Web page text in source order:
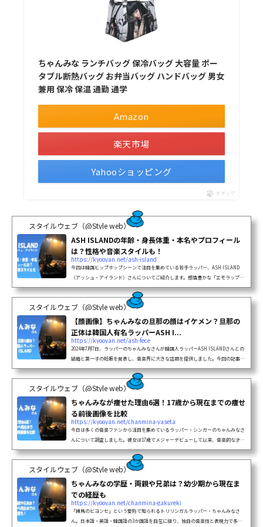
ちゃんみな ランチバッグ 保冷バッグ 大容量 ポー
タブル断熱バッグ お弁当バッグ ハンドバッグ 男女
兼用 保冷 保温 通勤 通学
Amazon
楽天市場
Yahooショッピング
ポチップ
スタイルウェブ（@Style web）
ASH ISLANDの年齢・身長体重・本名やプロフィール
は？性格や音楽スタイルも！
https://kyooyan.net/ash-island
今回は韓国ヒップホップシーンで注目を集めている若手ラッパー、ASH ISLAND
（アッシュ・アイランド）さんについてご紹介します。感情豊かな「エモラップ」
で多くのファンを魅了している彼のプロフィールや音楽活動について詳しく見てい
きましょう！​fa-list-alt記事のポイント本名、年齢、身長、体重などのプロフィー
ル...
スタイルウェブ（@Style web）
【顔画像】ちゃんみなの旦那の顔はイケメン？旦那の
正体は韓国人有名ラッパーASH I...
https://kyooyan.net/ash-fece
2024年7月7日、ラッパーのちゃんみなさんが韓国人ラッパーASH ISLANDさんとの
結婚と第一子の妊娠を発表し、音楽界に大きな話題を提供しました。​今回の記事で
は、ちゃんみなさんの旦那ASH ISLANDさんの顔写真を調査してみましたのでご覧
ください。https://www.instagram.com/ash.island/【顔画像】ちゃんみなの
旦那の顔...
スタイルウェブ（@Style web）
ちゃんみなが痩せた理由6選！17歳から現在までの痩せ
る前後画像を比較
https://kyooyan.net/chanmina-yaseta
今日は多くの音楽ファンから注目を集めているラッパー・シンガーのちゃんみなさ
んについて調査しました。彼女は17歳でメジャーデビューして以来、音楽的な才能
だけでなく、その姿や体型にも多くの注目が集まってきました。デビュー当時と現
在（26歳）では印象がかなり変わったちゃんみなさん。今回は彼女の体重変化や
容...
スタイルウェブ（@Style web）
ちゃんみなの学歴・両親や兄弟は？幼少期から現在ま
での経歴も
https://kyooyan.net/chanmina-gakureki
「練馬のビヨンセ」という愛称で知られるトリリンガルラッパー・ちゃんみなさ
ん。日本語・英語・韓国語の3か国語を自在に操り、独自の音楽性と表現力で多く